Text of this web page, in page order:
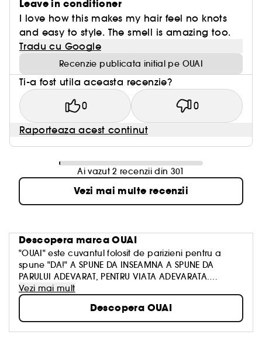
Leave in conditioner
I love how this makes my hair feel no knots
and easy to style. The smell is amazing too.
Tradu cu Google
Recenzie publicata initial pe OUAI
Ti-a fost utila aceasta recenzie?
0 0
Raporteaza acest continut
Ai vazut 2 recenzii din 301
Vezi mai multe recenzii
Descopera marcaOUAI
"OUAI" este cuvantul folosit de parizieni pentru a
spune "DA!"A SPUNE DA INSEAMNA A SPUNE DA
PARULUI ADEVARAT, PENTRU VIATA ADEVARATA.
Sampoanele, balsamurile si produsele noastre de
styling sunt concepute pentru a hrani parul si a-i
scoate in evidenta frumusetea naturala.
„Eu insami sunt un consumator nedumerit si
hiperstimulat. Cu OUAI, am vrut sa creez o gura de
Vezi mai mult
Descopera OUAI